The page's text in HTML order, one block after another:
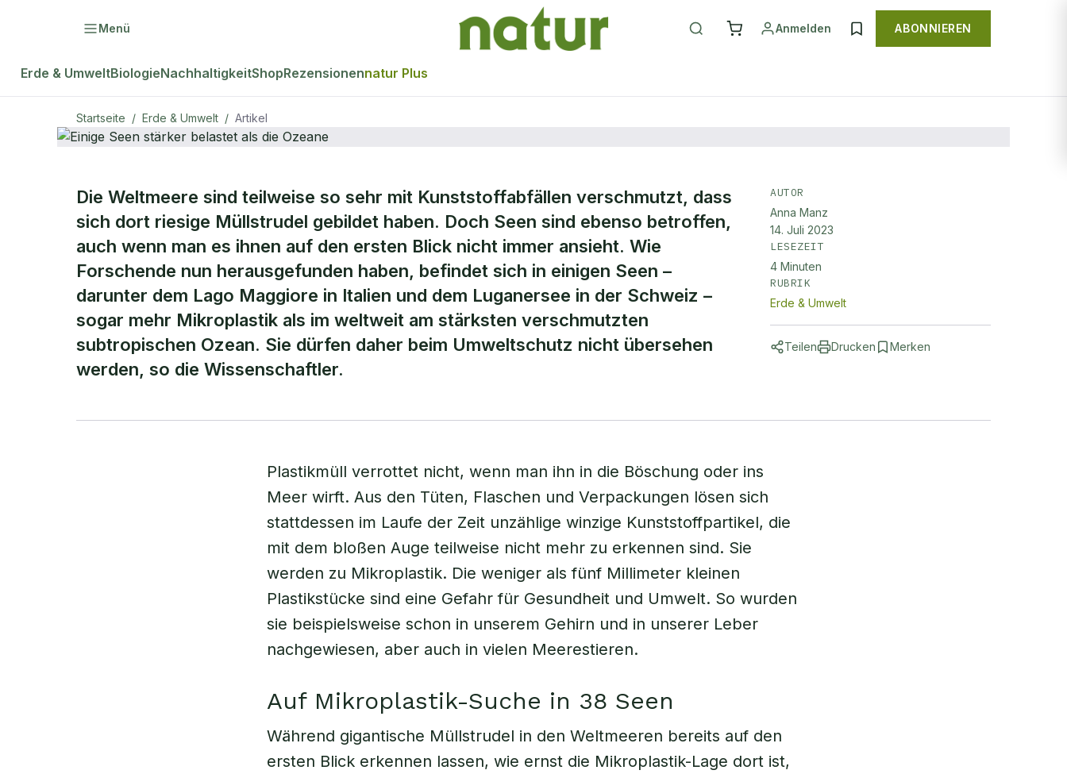
Menü Anmelden ABONNIEREN
Erde & UmweltBiologieNachhaltigkeitShopRezensionennatur Plus
Startseite / Erde & Umwelt / Artikel
ERDE & UMWELT
Einige Seen stärker belastet als
die Ozeane
Die Weltmeere sind teilweise so sehr mit Kunststoffabfällen verschmutzt, dass
sich dort riesige Müllstrudel gebildet haben. Doch Seen sind ebenso betroffen,
auch wenn man es ihnen auf den ersten Blick nicht immer ansieht. Wie
Forschende nun herausgefunden haben, befindet sich in einigen Seen –
darunter dem Lago Maggiore in Italien und dem Luganersee in der Schweiz –
sogar mehr Mikroplastik als im weltweit am stärksten verschmutzten
subtropischen Ozean. Sie dürfen daher beim Umweltschutz nicht übersehen
werden, so die Wissenschaftler.
AUTOR
Anna Manz
14. Juli 2023
LESEZEIT
4 Minuten
RUBRIK
Erde & Umwelt
Teilen Drucken Merken
Plastikmüll verrottet nicht, wenn man ihn in die Böschung oder ins
Meer wirft. Aus den Tüten, Flaschen und Verpackungen lösen sich
stattdessen im Laufe der Zeit unzählige winzige Kunststoffpartikel, die
mit dem bloßen Auge teilweise nicht mehr zu erkennen sind. Sie
werden zu Mikroplastik. Die weniger als fünf Millimeter kleinen
Plastikstücke sind eine Gefahr für Gesundheit und Umwelt. So wurden
sie beispielsweise schon in unserem Gehirn und in unserer Leber
nachgewiesen, aber auch in vielen Meerestieren.
Auf Mikroplastik-Suche in 38 Seen
Während gigantische Müllstrudel in den Weltmeeren bereits auf den
ersten Blick erkennen lassen, wie ernst die Mikroplastik-Lage dort ist,